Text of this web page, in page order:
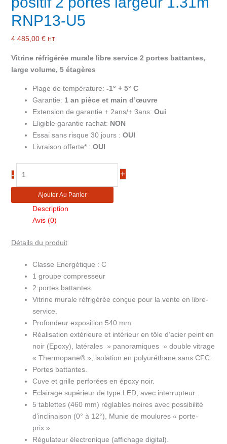
RNP13-U5
4 485,00 € HT
Vitrine réfrigérée murale libre service 2 portes battantes,
large volume, 5 étagères
Plage de température: -1° + 5° C
Garantie: 1 an pièce et main d’œuvre
Extension de garantie + 2ans/+ 3ans: Oui
Eligible garantie rachat: NON
Essai sans risque 30 jours : OUI
Livraison offerte* : OUI
-
murale
positif
portes
largeur
1.31m
RNP13-
+
Ajouter Au Panier
Description
Avis (0)
Détails du produit
Classe Energétique : C
1 groupe compresseur
2 portes battantes.
Vitrine murale réfrigérée conçue pour la vente en libre-
service.
Profondeur exposition 540 mm
Réalisation extérieure et intérieur en tôle d’acier peint en
noir (Epoxy), latérales » panoramiques » double vitrage
« Thermopane® », isolation en polyuréthane sans CFC.
Portes battantes.
Cuve et grille perforées en époxy noir.
Eclairage supérieur de type LED, avec interrupteur.
5 tablettes (460 mm) réglables noires avec possibilité
d’inclinaison (0° à 12°), Munie de moulures « porte-
prix ».
Régulateur électronique (affichage digital).